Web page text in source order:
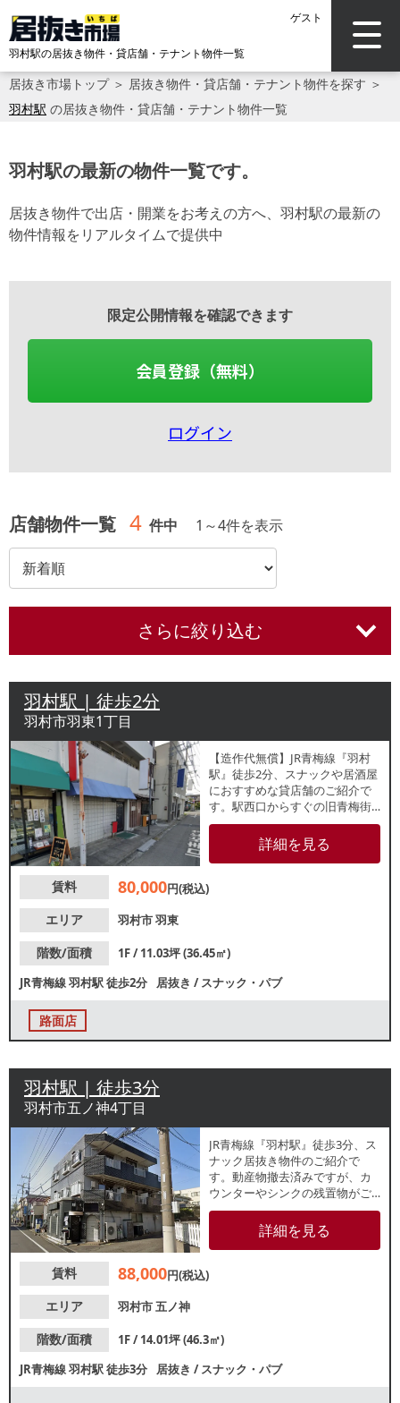
ゲスト
羽村駅の居抜き物件・貸店舗・テナント物件一覧
居抜き市場トップ＞ 居抜き物件・貸店舗・テナント物件を探す ＞
羽村駅 の居抜き物件・貸店舗・テナント物件一覧
羽村駅の最新の物件一覧です。
居抜き物件で出店・開業をお考えの方へ、羽村駅の最新の
物件情報をリアルタイムで提供中
限定公開情報を確認できます
会員登録（無料）
ログイン
店舗物件一覧 4 件中 1 ～4件を表示
さらに絞り込む
羽村駅 | 徒歩2分
羽村市羽東1丁目
【造作代無償】JR青梅線『羽村
駅』徒歩2分、スナックや居酒屋
におすすめな貸店舗のご紹介で
す。駅西口からすぐの旧青梅街
道沿い1階路面店！周辺でもバー
や居酒屋が営業しており、夜間
帯まで集客が期待できるエリア
詳細を見る
賃料 80,000円(税込)
エリア
羽村市羽東
階数/面積
1F / 11.03坪 (36.45㎡)
JR青梅線羽村駅徒歩2分 居抜き /スナック・パブ
路面店
羽村駅 | 徒歩3分
羽村市五ノ神4丁目
JR青梅線『羽村駅』徒歩3分、ス
ナック居抜き物件のご紹介で
す。動産物撤去済みですが、カ
ウンターやシンクの残置物がご
ざいます。市役所通り裏の住居
が集まる落ち着いたエリアで
す。地域密着型の居酒屋や小料
詳細を見る
賃料 88,000円(税込)
エリア
羽村市五ノ神
階数/面積
1F / 14.01坪 (46.3㎡)
JR青梅線羽村駅徒歩3分 居抜き /スナック・パブ